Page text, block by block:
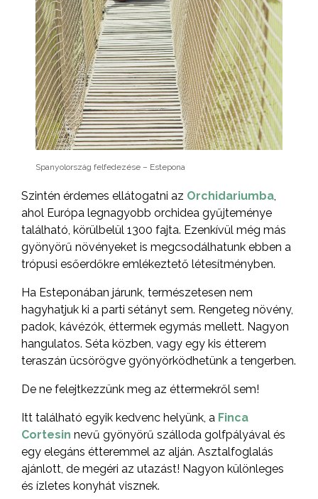
Spanyolország felfedezése – Estepona
Szintén érdemes ellátogatni az Orchidariumba,
ahol Európa legnagyobb orchidea gyűjteménye
található, körülbelül 1300 fajta. Ezenkívül még más
gyönyörű növényeket is megcsodálhatunk ebben a
trópusi esőerdőkre emlékeztető létesítményben.
Ha Esteponában járunk, természetesen nem
hagyhatjuk ki a parti sétányt sem. Rengeteg növény,
padok, kávézók, éttermek egymás mellett. Nagyon
hangulatos. Séta közben, vagy egy kis étterem
teraszán ücsörögve gyönyörködhetünk a tengerben.
De ne felejtkezzünk meg az éttermekről sem!
Itt található egyik kedvenc helyünk, a Finca
Cortesin nevű gyönyörű szálloda golfpályával és
egy elegáns étteremmel az alján. Asztalfoglalás
ajánlott, de megéri az utazást! Nagyon különleges
és ízletes konyhát visznek.